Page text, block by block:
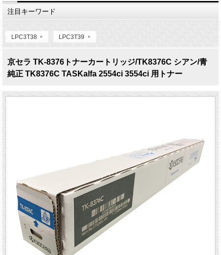
注目キーワード
LPC3T38 LPC3T39
京セラ TK-8376トナーカートリッジ/TK8376C シアン/青
純正 TK8376C TASKalfa 2554ci 3554ci 用トナー